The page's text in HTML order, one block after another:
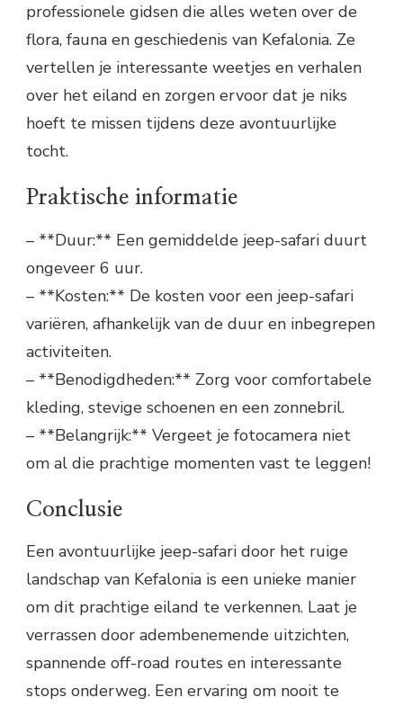
professionele gidsen die alles weten over de
flora, fauna en geschiedenis van Kefalonia. Ze
vertellen je interessante weetjes en verhalen
over het eiland en zorgen ervoor dat je niks
hoeft te missen tijdens deze avontuurlijke
tocht.
Praktische informatie
– **Duur:** Een gemiddelde jeep-safari duurt
ongeveer 6 uur.
– **Kosten:** De kosten voor een jeep-safari
variëren, afhankelijk van de duur en inbegrepen
activiteiten.
– **Benodigdheden:** Zorg voor comfortabele
kleding, stevige schoenen en een zonnebril.
– **Belangrijk:** Vergeet je fotocamera niet
om al die prachtige momenten vast te leggen!
Conclusie
Een avontuurlijke jeep-safari door het ruige
landschap van Kefalonia is een unieke manier
om dit prachtige eiland te verkennen. Laat je
verrassen door adembenemende uitzichten,
spannende off-road routes en interessante
stops onderweg. Een ervaring om nooit te